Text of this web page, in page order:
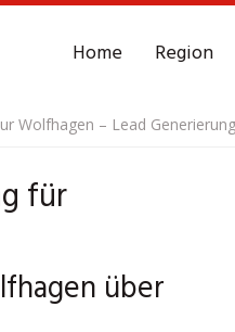
Home Region
Wolfhagen – Lead
für
über